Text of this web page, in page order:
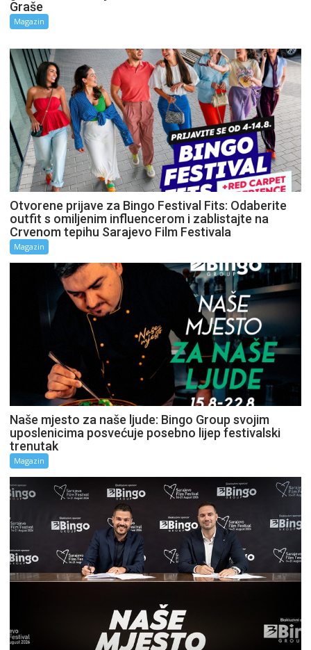
Graše
Magazin
Otvorene prijave za Bingo Festival Fits: Odaberite
outfit s omiljenim influencerom i zablistajte na
Crvenom tepihu Sarajevo Film Festivala
Magazin
Naše mjesto za naše ljude: Bingo Group svojim
uposlenicima posvećuje posebno lijep festivalski
trenutak
Magazin